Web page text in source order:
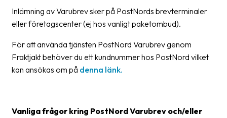
och
farligt
Inlämning av Varubrev sker på PostNords brevterminaler
eller företagscenter (ej hos vanligt paketombud).
För att använda tjänsten PostNord Varubrev genom
Fraktjakt behöver du ett kundnummer hos PostNord vilket
kan ansökas om på denna länk.
Vanliga frågor kring PostNord Varubrev och/eller